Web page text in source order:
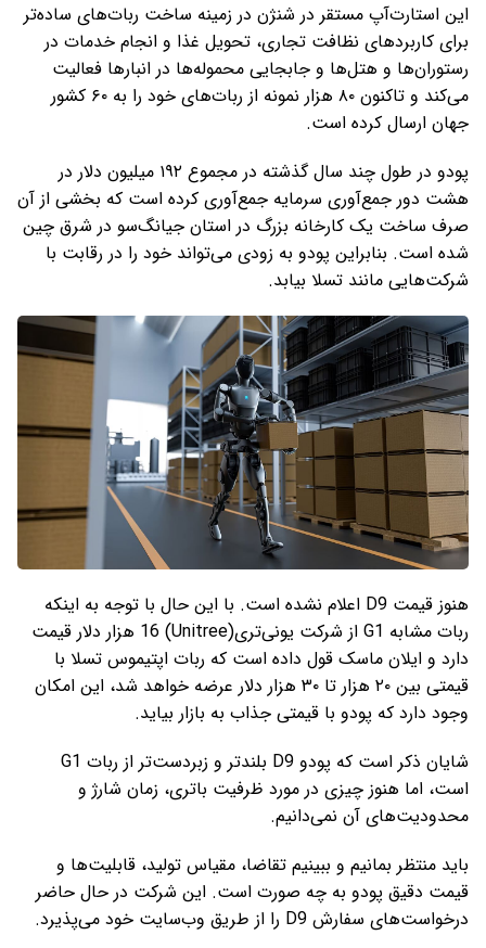
این استارت‌آپ مستقر در شنژن در زمینه ساخت ربات‌های ساده‌تر
برای کاربردهای نظافت تجاری، تحویل غذا و انجام خدمات در
رستوران‌ها و هتل‌ها و جابجایی محموله‌ها در انبارها فعالیت
می‌کند و تاکنون ۸۰ هزار نمونه از ربات‌های خود را به ۶۰ کشور
جهان ارسال کرده است.
پودو در طول چند سال گذشته در مجموع ۱۹۲ میلیون دلار در
هشت دور جمع‌آوری سرمایه جمع‌آوری کرده است که بخشی از آن
صرف ساخت یک کارخانه بزرگ در استان جیانگ‌سو در شرق چین
شده است. بنابراین پودو به زودی می‌تواند خود را در رقابت با
شرکت‌هایی مانند تسلا بیابد.
هنوز قیمت D9 اعلام نشده است. با این حال با توجه به اینکه
ربات مشابه G1 از شرکت یونی‌تری(Unitree) 16 هزار دلار قیمت
دارد و ایلان ماسک قول داده است که ربات اپتیموس تسلا با
قیمتی بین ۲۰ هزار تا ۳۰ هزار دلار عرضه خواهد شد، این امکان
وجود دارد که پودو با قیمتی جذاب به بازار بیاید.
شایان ذکر است که پودو D9 بلندتر و زبردست‌تر از ربات G1
است، اما هنوز چیزی در مورد ظرفیت باتری، زمان شارژ و
محدودیت‌های آن نمی‌دانیم.
باید منتظر بمانیم و ببینیم تقاضا، مقیاس تولید، قابلیت‌ها و
قیمت دقیق پودو به چه صورت است. این شرکت در حال حاضر
درخواست‌های سفارش D9 را از طریق وب‌سایت خود می‌پذیرد.